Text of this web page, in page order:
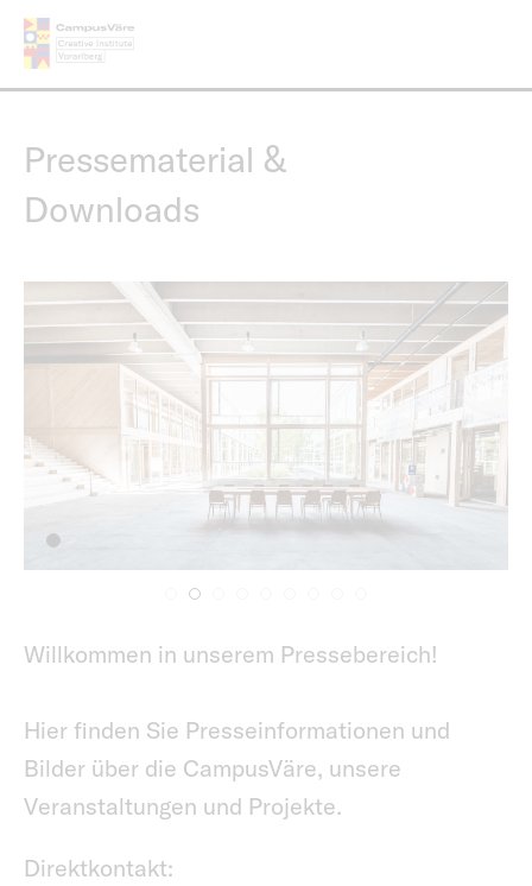
Inhalt
Pressematerial &
Downloads
Willkommen in unserem Pressebereich!
Hier finden Sie Presseinformationen und
Bilder über die CampusVäre, unsere
Veranstaltungen und Projekte.
Direktkontakt: